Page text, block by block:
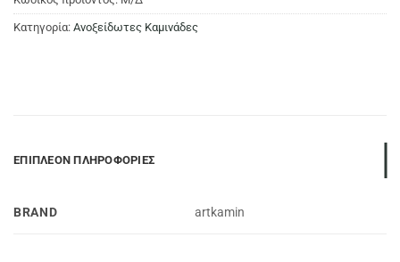
Κατηγορία: Ανοξείδωτες Καμινάδες
ΕΠΙΠΛΈΟΝ ΠΛΗΡΟΦΟΡΊΕΣ
BRAND artkamin